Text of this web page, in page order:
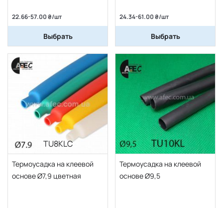
22.66-57.00 ₴/шт
Выбрать
24.34-61.00 ₴/шт
Выбрать
TU8KLC
Термоусадка на клеевой
основе Ø7,9 цветная
Термоусадка на клеевой
основе Ø9,5